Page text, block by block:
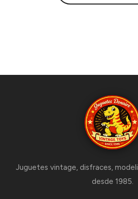
Juguetes vintage, disfraces,
desde 1985.